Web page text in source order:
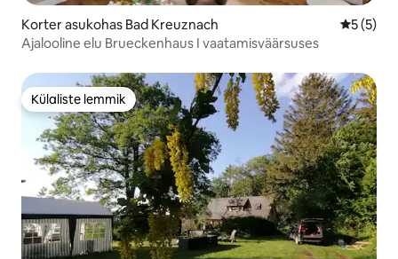
Korter asukohas Bad Kreuznach
5 (5)
Ajalooline elu Brueckenhaus I vaatamisväärsuses
Külaliste lemmik
Külaliste lemmik